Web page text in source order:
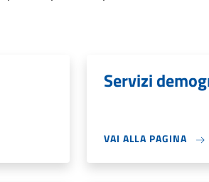
Servizi
VAI ALLA PAGINA